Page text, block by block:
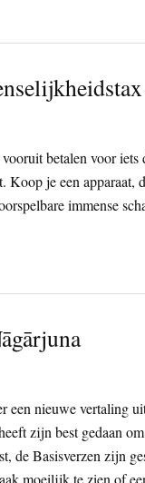
betalen voor iets
Koop je een
immense
een nieuwe vertaling
zijn best gedaan
de Basisverzen zijn
moeilijk te zien of